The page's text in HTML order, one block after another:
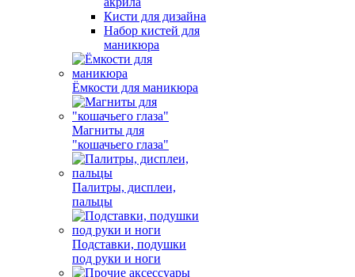
Кисти для дизайна
Набор кистей для
маникюра
Ёмкости для маникюра
Магниты для
"кошачьего глаза"
Палитры, дисплеи,
пальцы
Подставки, подушки
под руки и ноги